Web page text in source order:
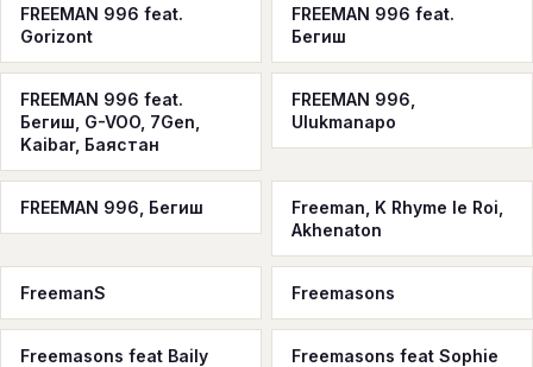
FREEMAN 996 feat.
Gorizont
FREEMAN 996 feat.
Бегиш
FREEMAN 996 feat.
Бегиш, G-VOO, 7Gen,
Kaibar, Баястан
FREEMAN 996,
Ulukmanapo
FREEMAN 996, Бегиш
Freeman, K Rhyme le Roi,
Akhenaton
FreemanS Freemasons
Freemasons feat Baily
Freemasons feat Sophie